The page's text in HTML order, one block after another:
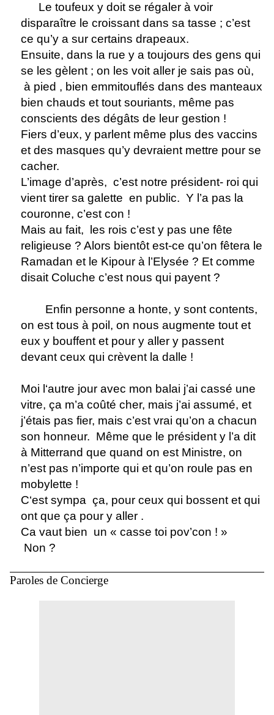
Le toufeux y doit se régaler à voir
disparaître le croissant dans sa tasse ; c’est
ce qu’y a sur certains drapeaux.
Ensuite, dans la rue y a toujours des gens qui
se les gèlent ; on les voit aller je sais pas où,
à pied , bien emmitouflés dans des manteaux
bien chauds et tout souriants, même pas
conscients des dégâts de leur gestion !
Fiers d’eux, y parlent même plus des vaccins
et des masques qu’y devraient mettre pour se
cacher.
L’image d’après, c’est notre président- roi qui
vient tirer sa galette en public. Y l’a pas la
couronne, c’est con !
Mais au fait,
les rois c’est y pas une fête
religieuse ? Alors bientôt est-ce qu’on fêtera le
Ramadan et le Kipour à l’Elysée ? Et comme
disait Coluche c’est nous qui payent ?
Enfin personne a honte, y sont contents,
on est tous à poil, on nous augmente tout et
eux y bouffent et pour y aller y passent
devant ceux qui crèvent la dalle !
Moi l‘autre jour avec mon balai j’ai cassé une
vitre, ça m’a coûté cher, mais j’ai assumé, et
j’étais pas fier, mais c’est vrai qu’on a chacun
son honneur. Même que le président y l’a dit
à Mitterrand que quand on est Ministre, on
n’est pas n’importe qui et qu’on roule pas en
mobylette !
C‘est sympa ça, pour ceux qui bossent et qui
ont que ça pour y aller .
Ca vaut bien un « casse toi pov’con ! »
Non ?
Paroles de Concierge